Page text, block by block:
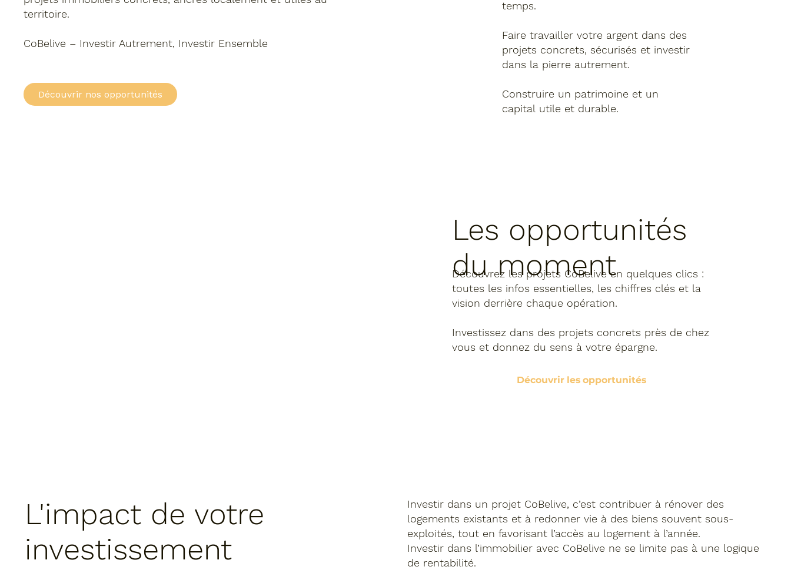
territoire.
CoBelive – Investir Autrement, Investir Ensemble
Découvrir nos opportunités
temps.
Faire travailler votre argent dans des
projets concrets, sécurisés et investir
dans la pierre autrement.
Construire un patrimoine et un
capital utile et durable.
Les opportunités
du moment
Découvrez les projets CoBeliveen quelques clics :
toutes les infos essentielles, les chiffres clés et la
vision derrière chaque opération.
Investissez dans des projets concrets près de chez
vous et donnez du sens à votre épargne.
Découvrir les opportunités
L'impact de votre
investissement
Investir dans un projet CoBelive, c’est contribuer à rénover des
logements existants et à redonner vie à des biens souvent sous-
exploités, tout en favorisant l’accès au logement à l’année.
Investir dans l’immobilier avec CoBelive ne se limite pas à une logique
de rentabilité.